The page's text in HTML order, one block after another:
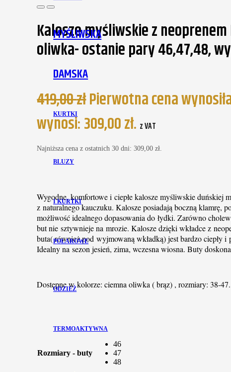
MYŚLIWSKA
DAMSKA
KURTKI
BLUZY
I KURTKI
POLAROWE
ODZIEŻ
TERMOAKTYWNA
Kalosze myśliwskie z neoprenem
oliwka- ostanie pary 46,47,48,
419,00złPierwotna cena
wynosi: 309,00 zł. z VAT
Najniższa cena z ostatnich 30 dni:309,00zł
Wygodne, komfortowe i ciepłe kalosze myśliwskie
z naturalnego kauczuku. Kalosze posiadają boczną klamrę,
możliwość idealnego dopasowania do łydki. Zarówno
but nie sztywnieje na mrozie. Kalosze dzięki wkładce z
buta( również pod wyjmowaną wkładką) jest bardzo ciepły
Idealny na sezon jesień, zima, wczesna wiosna. Buty
Dostępne w kolorze: ciemna oliwka ( brąz) , rozmiary: 38-47.
Rozmiary - buty
46
47
48